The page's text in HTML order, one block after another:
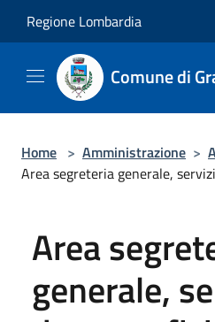
Regione Lombardia
Comune di
Home > Amministrazione >
Area segreteria generale,
Area
generale,